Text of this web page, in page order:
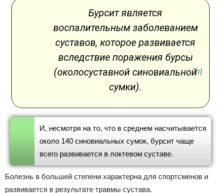
Бурсит является
воспалительным заболеванием
суставов, которое развивается
вследствие поражения бурсы
(околосуставной синовиальной
сумки).
[1]
И, несмотря на то, что в среднем насчитывается
около 140 синовиальных сумок, бурсит чаще
всего развивается в локтевом суставе.
Болезнь в большей степени характерна для спортсменов и
развивается в результате травмы сустава.